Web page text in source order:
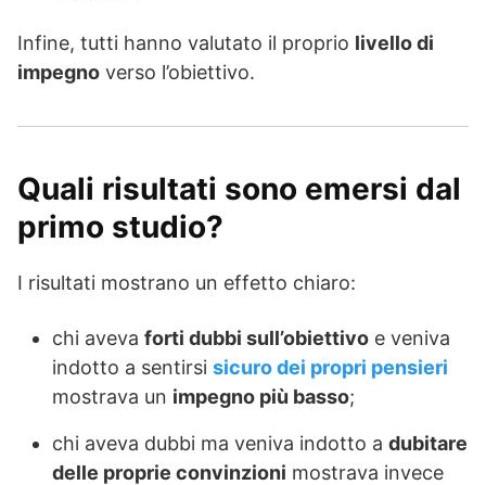
Infine, tutti hanno valutato il proprio livello di
impegno verso l’obiettivo.
Quali risultati sono emersi dal
primo studio?
I risultati mostrano un effetto chiaro:
chi aveva forti dubbi sull’obiettivo e veniva
indotto a sentirsi sicuro dei propri pensieri
mostrava un impegno più basso;
chi aveva dubbi ma veniva indotto a dubitare
delle proprie convinzioni mostrava invece